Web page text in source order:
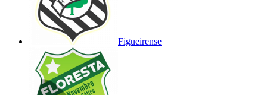
Figueirense